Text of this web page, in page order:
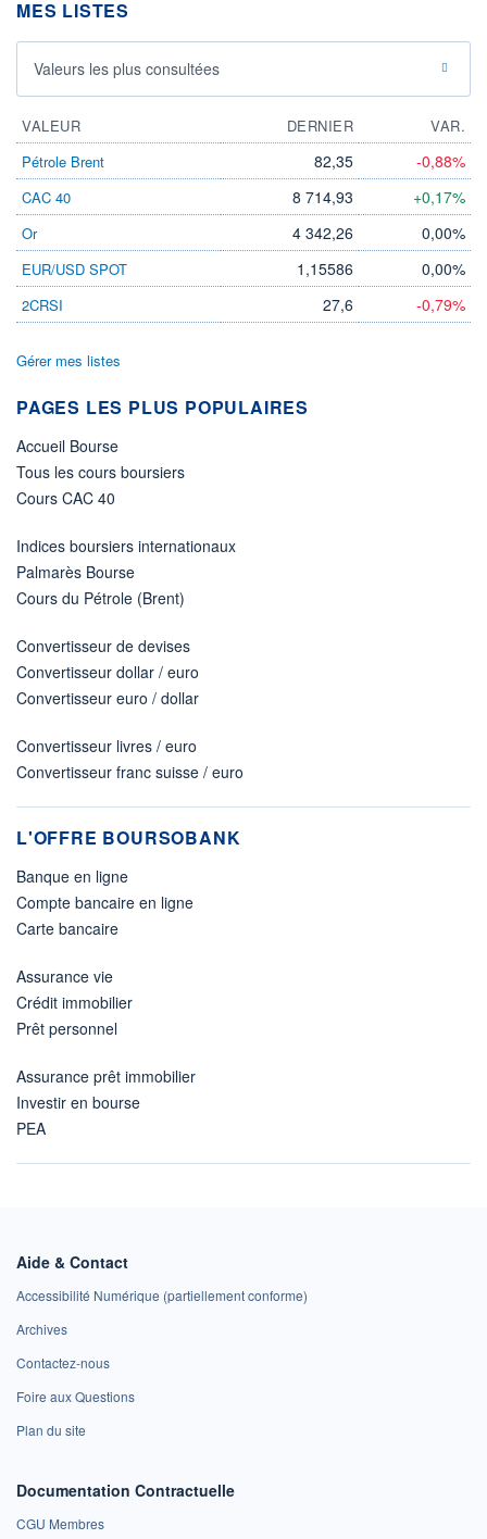
MES LISTES
Valeurs les plus consultées
VALEUR DERNIER
VAR.
Pétrole Brent
82,35 -0,88%
CAC 40 8 714,93 +0,17%
Or 4 342,26 0,00%
EUR/USD SPOT 1,15586 0,00%
2CRSI 27,6 -0,79%
Gérer mes listes
PAGES LES PLUS POPULAIRES
Accueil Bourse
Tous les cours boursiers
Cours CAC 40
Indices boursiers internationaux
Palmarès Bourse
Cours du Pétrole (Brent)
Convertisseur de devises
Convertisseur dollar / euro
Convertisseur euro / dollar
Convertisseur livres / euro
Convertisseur franc suisse / euro
L'OFFRE BOURSOBANK
Banque en ligne
Compte bancaire en ligne
Carte bancaire
Assurance vie
Crédit immobilier
Prêt personnel
Assurance prêt immobilier
Investir en bourse
PEA
Aide & Contact
Accessibilité Numérique (partiellement conforme)
Archives
Contactez-nous
Foire aux Questions
Plan du site
Documentation Contractuelle
CGU Membres